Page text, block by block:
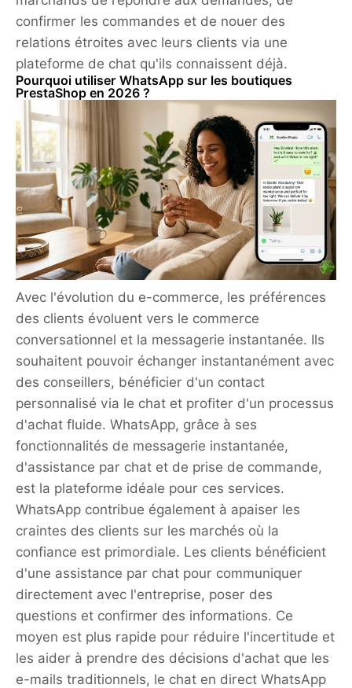
confirmer les commandes et de nouer des
relations étroites avec leurs clients via une
plateforme de chat qu'ils connaissent déjà.
Pourquoi utiliser WhatsApp sur les boutiques
PrestaShop en 2026 ?
Avec l'évolution du e-commerce, les préférences
des clients évoluent vers le commerce
conversationnel et la messagerie instantanée. Ils
souhaitent pouvoir échanger instantanément avec
des conseillers, bénéficier d'un contact
personnalisé via le chat et profiter d'un processus
d'achat fluide. WhatsApp, grâce à ses
fonctionnalités de messagerie instantanée,
d'assistance par chat et de prise de commande,
est la plateforme idéale pour ces services.
WhatsApp contribue également à apaiser les
craintes des clients sur les marchés où la
confiance est primordiale. Les clients bénéficient
d'une assistance par chat pour communiquer
directement avec l'entreprise, poser des
questions et confirmer des informations. Ce
moyen est plus rapide pour réduire l'incertitude et
les aider à prendre des décisions d'achat que les
e-mails traditionnels, le chat en direct WhatsApp